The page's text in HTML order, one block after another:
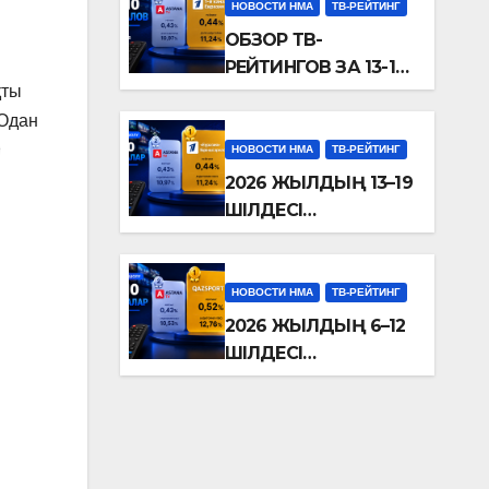
НОВОСТИ НМА ТВ-РЕЙТИНГ
ОБЗОР ТВ-
РЕЙТИНГОВ ЗА 13-19
ИЮЛЯ 2026 ГОДА
НОВОСТИ НМА ТВ-РЕЙТИНГ
2026 ЖЫЛДЫҢ 13–19
ШІЛДЕСІ
АРАЛЫҒЫНДАҒЫ
ТЕЛЕДИДАР
РЕЙТИНГТЕРІНЕ
ШОЛУ
НОВОСТИ НМА ТВ-РЕЙТИНГ
2026 ЖЫЛДЫҢ 6–12
ШІЛДЕСІ
АРАЛЫҒЫНДАҒЫ